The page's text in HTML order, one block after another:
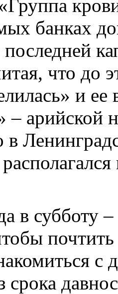
банках
что до
и
–
в
в субботу
с
срока